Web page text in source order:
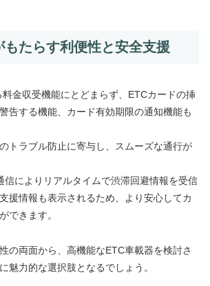
もたらす利便性と安全支援
金収受機能にとどまらず、ETCカードの挿
告する機能、カード有効期限の通知機能も
トラブル防止に寄与し、スムーズな通行が
信によりリアルタイムで渋滞回避情報を受信
援情報も表示されるため、より安心してカ
できます。
の両面から、高機能なETC車載器を検討さ
魅力的な選択肢となるでしょう。